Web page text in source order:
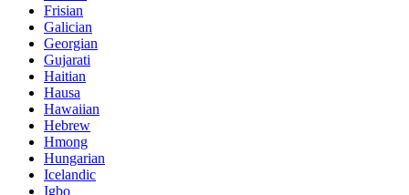
Frisian
Galician
Georgian
Gujarati
Haitian
Hausa
Hawaiian
Hebrew
Hmong
Hungarian
Icelandic
Igbo